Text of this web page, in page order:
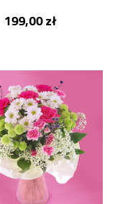
199,00 zł